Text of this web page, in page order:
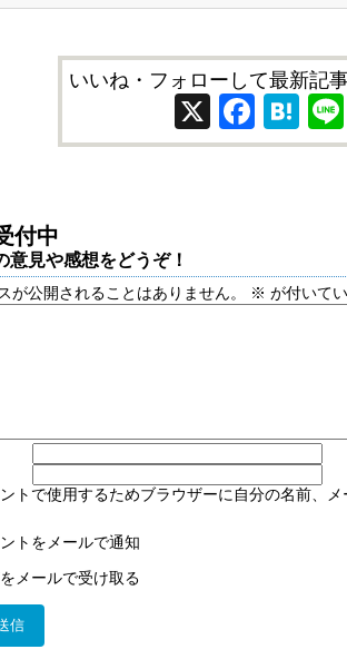
いいね・フォローして最新記
X
付中
意見や感想をどうぞ！
が公開されることはありません。 ※ が付いて
トで使用するためブラウザーに自分の名前、メ
トをメールで通知
メールで受け取る